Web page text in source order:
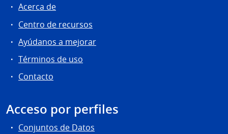
Acerca de
Centro de recursos
Ayúdanos a mejorar
Términos de uso
Contacto
Acceso por perfiles
Conjuntos de Datos